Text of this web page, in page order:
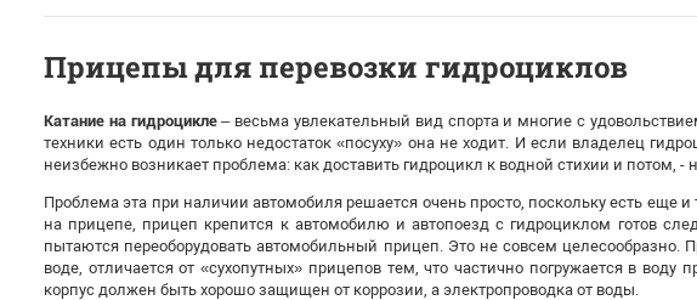
Прицепы для перевозки гидроциклов
Катание на гидроцикле– весьма увлекательный вид спорта и многие с
техники есть один только недостаток «посуху» она не ходит. И если владелец
неизбежно возникает проблема: как доставить гидроцикл к водной стихии и потом, -
Проблема эта при наличии автомобиля решается очень просто, поскольку есть еще
на прицепе, прицеп крепится к автомобилю и автопоезд с гидроциклом готов
пытаются переоборудовать автомобильный прицеп. Это не совсем
воде, отличается от «сухопутных» прицепов тем, что частично погружается в воду
корпус должен быть хорошо защищен от коррозии, а электропроводка от воды.